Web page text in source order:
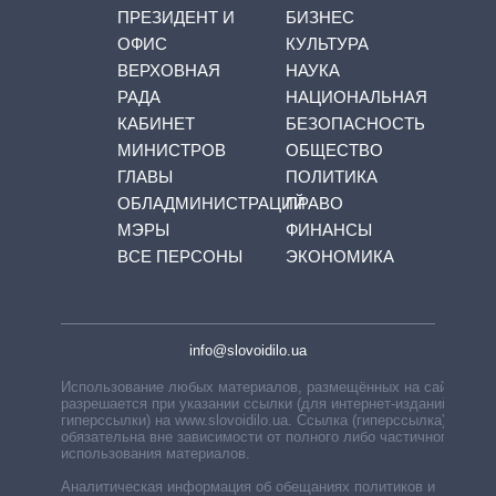
ПРЕЗИДЕНТ И
ОФИС
ВЕРХОВНАЯ
РАДА
КАБИНЕТ
МИНИСТРОВ
ГЛАВЫ
ОБЛАДМИНИСТРАЦИЙ
МЭРЫ
ВСЕ ПЕРСОНЫ
БИЗНЕС
КУЛЬТУРА
НАУКА
НАЦИОНАЛЬНАЯ
БЕЗОПАСНОСТЬ
ОБЩЕСТВО
ПОЛИТИКА
ПРАВО
ФИНАНСЫ
ЭКОНОМИКА
info@slovoidilo.ua
Использование любых материалов, размещённых на сайте,
разрешается при указании ссылки (для интернет-изданий —
гиперссылки) на www.slovoidilo.ua. Ссылка (гиперссылка)
обязательна вне зависимости от полного либо частичного
использования материалов.
Аналитическая информация об обещаниях политиков и